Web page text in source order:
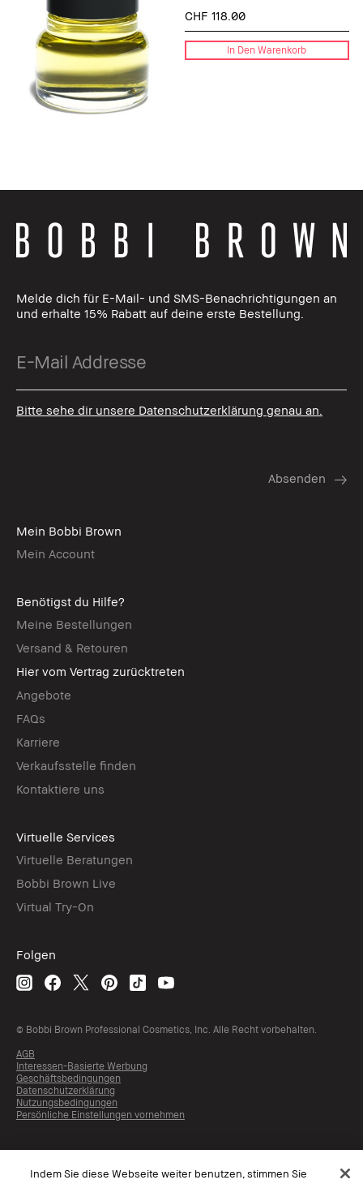
CHF 118.00
In Den Warenkorb
Melde dich für E-Mail- und SMS-Benachrichtigungen an
und erhalte 15% Rabatt auf deine erste Bestellung.
Bitte sehe dir unsere Datenschutzerklärung genau an.
Mein Bobbi Brown
Mein Account
Benötigst du Hilfe?
Meine Bestellungen
Versand & Retouren
Hier vom Vertrag zurücktreten
Angebote
FAQs
Karriere
Verkaufsstelle finden
Kontaktiere uns
Virtuelle Services
Virtuelle Beratungen
Bobbi Brown Live
Virtual Try-On
Folgen
© Bobbi Brown Professional Cosmetics, Inc. Alle Recht vorbehalten.
AGB
Interessen-Basierte Werbung
Geschäftsbedingungen
Datenschutzerklärung
Nutzungsbedingungen
Persönliche Einstellungen vornehmen
Indem Sie diese Webseite weiter benutzen, stimmen Sie